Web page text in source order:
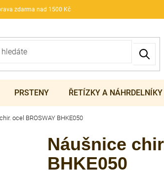
zdarma nad 1500 Kč
PRSTENY ŘETÍZKY A NÁHRDELNÍKY
ocel BROSWAY BHKE050
Náušnice
BHKE050